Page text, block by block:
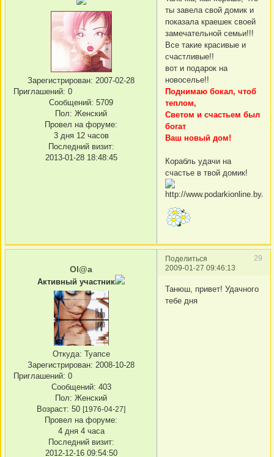
Зарегистрирован: 2007-02-28
Приглашений: 0
Сообщений: 5709
Пол: Женский
Провел на форуме:
3 дня 12 часов
Последний визит:
2013-01-28 18:48:45
ты завела свой домик и
показала краешек своей
замечательной семьи!!!
Все такие красивые и
счастливые!!
вот и подарок на
новоселье!!
Поднимаю бокал, чтоб
теплом,
Светом и счастьем был
богат
Ваш новый дом!
Корабль удачи на
счастье в твой домик!
Поделиться
29
2009-01-27 09:46:13
Ol@a
Активный участник
Откуда: Туапсе
Зарегистрирован: 2008-10-28
Приглашений: 0
Сообщений: 403
Пол: Женский
Возраст: 50 [1976-04-27]
Провел на форуме:
4 дня 4 часа
Последний визит:
2012-12-16 09:54:50
Танюш, привет! Удачного
тебе дня